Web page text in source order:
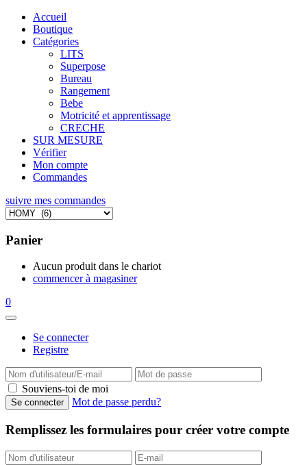
Accueil
Boutique
Catégories
LITS
Superpose
Bureau
Rangement
Bebe
Motricité et apprentissage
CRECHE
SUR MESURE
Vérifier
Mon compte
Commandes
suivre mes commandes
Panier
Aucun produit dans le chariot
commencer à magasiner
0
Se connecter
Registre
Souviens-toi de moi
Mot de passe perdu?
Remplissez les formulaires pour créer votre compte